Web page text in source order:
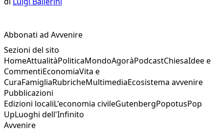
Abbonati ad Avvenire
Sezioni del sito
HomeAttualitàPoliticaMondoAgoràPodcastChiesaIdee e
CommentiEconomiaVita e
CuraFamigliaRubricheMultimediaEcosistema avvenire
Pubblicazioni
Edizioni localiL'economia civileGutenbergPopotusPop
UpLuoghi dell'Infinito
Avvenire